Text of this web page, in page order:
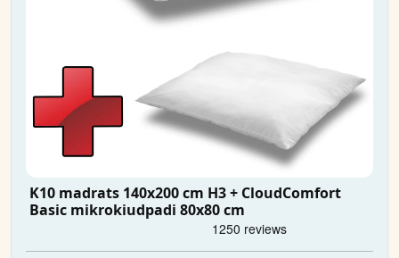
K10 madrats 140x200 cm H3 + CloudComfort
Basic mikrokiudpadi 80x80 cm